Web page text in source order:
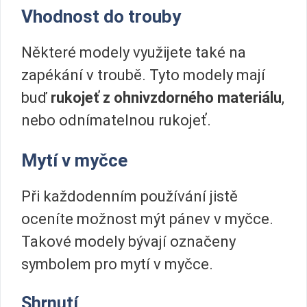
Vhodnost do trouby
Některé modely využijete také na
zapékání v troubě. Tyto modely mají
buď rukojeť z ohnivzdorného materiálu,
nebo odnímatelnou rukojeť.
Mytí v myčce
Při každodenním používání jistě
oceníte možnost mýt pánev v myčce.
Takové modely bývají označeny
symbolem pro mytí v myčce.